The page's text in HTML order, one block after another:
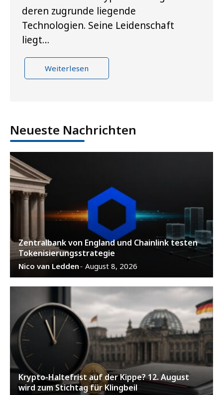
deren zugrunde liegende
Technologien. Seine Leidenschaft
liegt…
Weiterlesen
Neueste Nachrichten
Zentralbank von England und Chainlink testen
Tokenisierungsstrategie
Nico van Ledden- August 8, 2026
Krypto-Haltefrist auf der Kippe? 12. August
wird zum Stichtag für Klingbeil